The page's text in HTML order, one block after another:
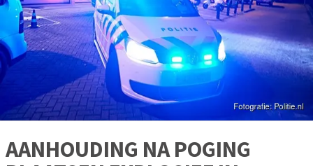
AANHOUDING NA POGING